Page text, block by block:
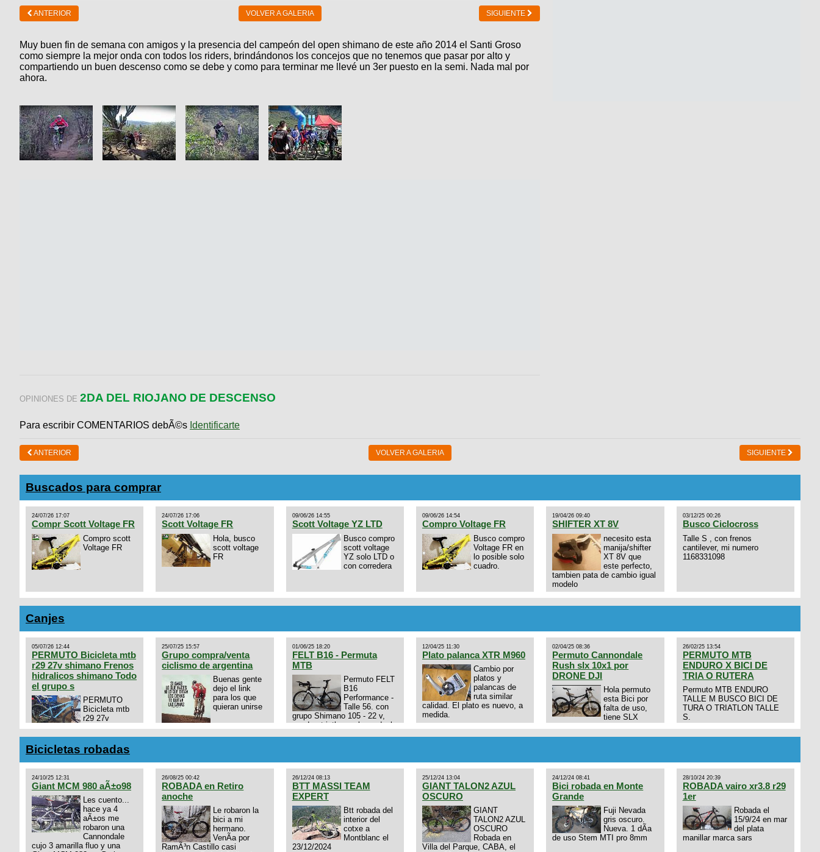
ANTERIOR VOLVER A GALERIA SIGUIENTE
Muy buen fin de semana con amigos y la presencia del campeón del open shimano de este año 2014 el Santi Groso
como siempre la mejor onda con todos los riders, brindándonos los concejos que no tenemos que pasar por alto y
compartiendo un buen descenso como se debe y como para terminar me llevé un 3er puesto en la semi. Nada mal por
ahora.
OPINIONES DE 2DA DEL RIOJANO DE DESCENSO
Para escribir COMENTARIOS debÃ©s Identificarte
ANTERIOR VOLVER A GALERIA SIGUIENTE
Buscados para comprar
24/07/26 17:07
Compr Scott Voltage FR
Compro scott
Voltage FR
24/07/26 17:06
Scott Voltage FR
Hola, busco
scott voltage
FR
09/06/26 14:55
Scott Voltage YZ LTD
Busco compro
scott voltage
YZ solo LTD o
con corredera
09/06/26 14:54
Compro Voltage FR
Busco compro
Voltage FR en
lo posible solo
cuadro.
19/04/26 09:40
SHIFTER XT 8V
necesito esta
manija/shifter
XT 8V que
este perfecto,
tambien pata de cambio igual
modelo
03/12/25 00:26
Busco Ciclocross
Talle S , con frenos
cantilever, mi numero
1168331098
Canjes
05/07/26 12:44
PERMUTO Bicicleta mtb
r29 27v shimano Frenos
hidralicos shimano Todo
el grupo s
PERMUTO
Bicicleta mtb
r29 27v
shimano
Frenos hidralicos shimano
Todo el grupo shimano Talle
s/m Permuto x pistera o ruta
talle s o m.
25/07/25 15:57
Grupo compra/venta
ciclismo de argentina
Buenas gente
dejo el link
para los que
quieran unirse
https://chat.whatsapp.com/E4N9zhVk9wHFFzK7T345Kn?
mode=ac_t
01/06/25 18:20
FELT B16 - Permuta
MTB
Permuto FELT
B16
Performance -
Talle 56. con
grupo Shimano 105 - 22 v,
cuadro: triatlon carbono dual
12/04/25 11:30
Plato palanca XTR M960
Cambio por
platos y
palancas de
ruta similar
calidad. El plato es nuevo, a
medida.
02/04/25 08:36
Permuto Cannondale
Rush slx 10x1 por
DRONE DJI
Hola permuto
esta Bici por
falta de uso,
tiene SLX
Horquilla Axon tope de gama
por drone de la marca Dji, les
interesa 3434568861 saludos
26/02/25 13:54
PERMUTO MTB
ENDURO X BICI DE
TRIA O RUTERA
Permuto MTB ENDURO
TALLE M BUSCO BICI DE
TURA O TRIATLON TALLE
S.
Bicicletas robadas
24/10/25 12:31
Giant MCM 980 aÃ±o98
Les cuento...
hace ya 4
aÃ±os me
robaron una
Cannondale
cujo 3 amarilla fluo y una
26/08/25 00:42
ROBADA en Retiro
anoche
Le robaron la
bici a mi
hermano.
VenÃ­a por
RamÃ³n Castillo casi
26/12/24 08:13
BTT MASSI TEAM
EXPERT
Btt robada del
interior del
cotxe a
Montblanc el
23/12/2024
25/12/24 13:04
GIANT TALON2 AZUL
OSCURO
GIANT
TALON2 AZUL
OSCURO
Robada en
Villa del Parque, CABA, el
24/12/24 08:41
Bici robada en Monte
Grande
Fuji Nevada
gris oscuro.
Nueva. 1 dÃ­a
de uso Stem MTI pro 8mm
28/10/24 20:39
ROBADA vairo xr3.8 r29
1er
Robada el
15/9/24 en mar
del plata
manillar marca sars